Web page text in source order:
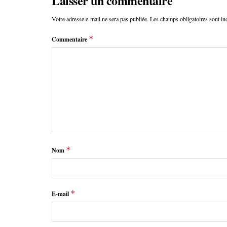
Votre adresse e-mail ne sera pas publiée. Les champs obligatoires sont
Commentaire *
Nom *
E-mail *